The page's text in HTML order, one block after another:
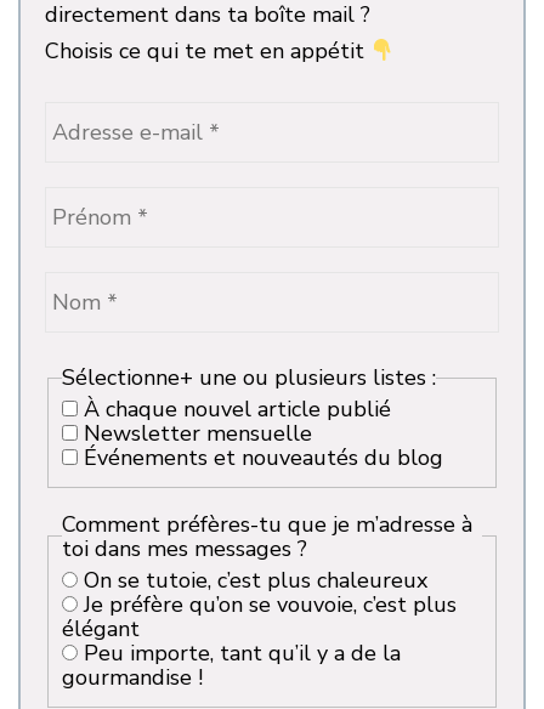
directement dans ta boîte mail ?
Choisis ce qui te met en appétit
Sélectionne+ une ou plusieurs listes :
À chaque nouvel article publié
Newsletter mensuelle
Événements et nouveautés du blog
Comment préfères-tu que je m’adresse à
toi dans mes messages ?
On se tutoie, c’est plus chaleureux
Je préfère qu’on se vouvoie, c’est plus
élégant
gourmandise !